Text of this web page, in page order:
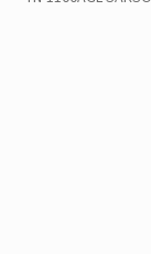
Pozostałe